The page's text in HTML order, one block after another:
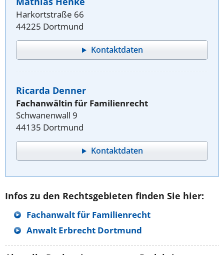
Harkortstraße 66
44225 Dortmund
Kontaktdaten
Ricarda Denner
Fachanwältin für Familienrecht
Schwanenwall 9
44135 Dortmund
Kontaktdaten
Infos zu den Rechtsgebieten finden Sie hier:
Fachanwalt für Familienrecht
Anwalt Erbrecht Dortmund